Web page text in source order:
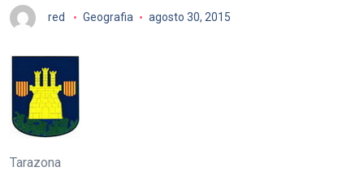
red Geografia agosto 30, 2015
Tarazona